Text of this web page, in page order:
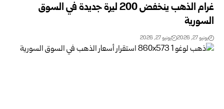
غرام الذهب ينخفض 200 ليرة جديدة في السوق
السورية‎
يونيو 27, 2026 يونيو 27, 2026